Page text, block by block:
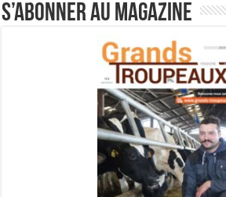
S’abonner au magazine